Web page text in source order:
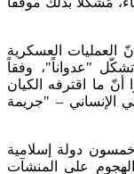
العمليات العسكرية
تشكّل "عدواناً"، وفقاً
أنّ ما اقترفه الكيان
الإنساني – "جريمة
دولة إسلامية
الهجوم على المنشآت